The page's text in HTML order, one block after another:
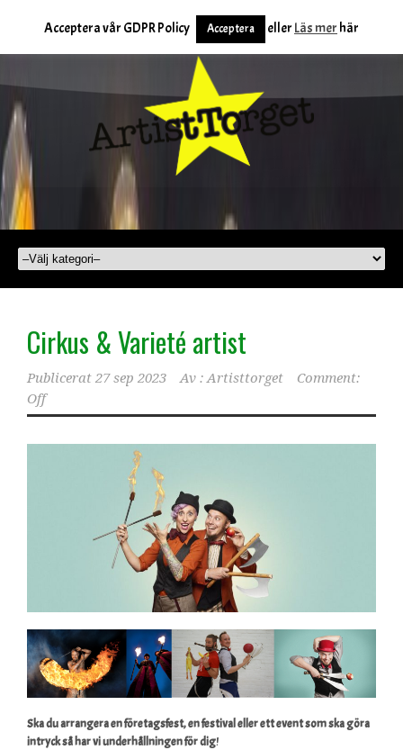
Cirkus & Varieté artist
Publicerat 27 sep 2023 Av : Artisttorget
Comment:
Off
Ska du arrangera en företagsfest, en festival eller ett event som ska göra
intryck så har vi underhållningen för dig!
Acceptera vår GDPR Policy Acceptera eller Läs mer här